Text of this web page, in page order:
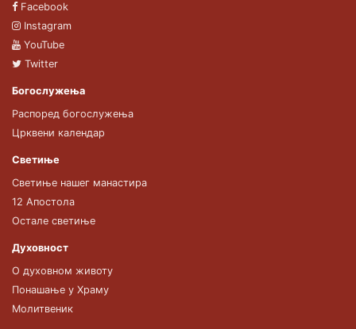
Facebook
Instagram
YouTube
Twitter
Богослужења
Распоред богослужења
Црквени календар
Светиње
Светиње нашег манастира
12 Апостола
Остале светиње
Духовност
О духовном животу
Понашање у Храму
Молитвеник